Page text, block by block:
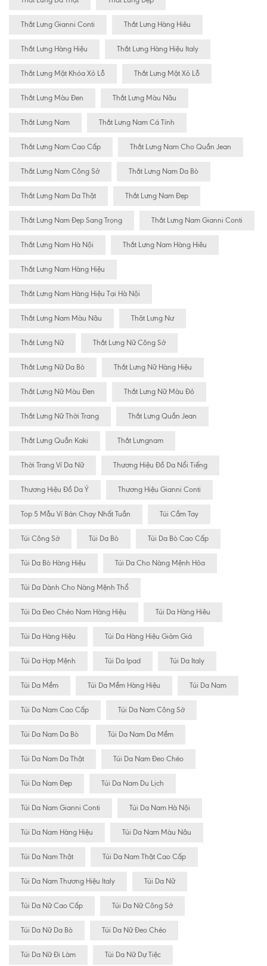
Thắt Lưng Gianni Conti Thắt Lưng Hàng Hiêu
Thắt Lưng Hàng Hiệu Thắt Lưng Hàng Hiệu Italy
Thắt Lưng Mặt Khóa Xỏ Lỗ Thắt Lưng Mặt Xỏ Lỗ
Thắt Lưng Màu Đen Thắt Lưng Màu Nâu
Thắt Lưng Nam Thắt Lưng Nam Cá Tính
Thắt Lưng Nam Cao Cấp Thắt Lưng Nam Cho Quần Jean
Thắt Lưng Nam Công Sở Thắt Lưng Nam Da Bò
Thắt Lưng Nam Da Thật Thắt Lưng Nam Đẹp
Thắt Lưng Nam Đẹp Sang Trọng Thắt Lưng Nam Gianni Conti
Thắt Lưng Nam Hà Nội Thắt Lưng Nam Hàng Hiêu
Thắt Lưng Nam Hàng Hiệu
Thắt Lưng Nam Hàng Hiệu Tại Hà Nội
Thắt Lưng Nam Màu Nâu Thăt Lưng Nư
Thắt Lưng Nữ Thắt Lưng Nữ Công Sở
Thắt Lưng Nữ Da Bò Thắt Lưng Nữ Hàng Hiệu
Thắt Lưng Nữ Màu Đen Thắt Lưng Nữ Màu Đỏ
Thắt Lưng Nữ Thời Trang Thắt Lưng Quần Jean
Thắt Lưng Quần Kaki Thắt Lưngnam
Thời Trang Ví Da Nữ Thương Hiệu Đồ Da Nổi Tiếng
Thương Hiệu Đồ Da Ý Thương Hiệu Gianni Conti
Top 5 Mẫu Ví Bán Chạy Nhất Tuần Túi Cầm Tay
Túi Công Sở Túi Da Bò Túi Da Bò Cao Cấp
Túi Da Bò Hàng Hiệu Túi Da Cho Nàng Mệnh Hỏa
Túi Da Dành Cho Nàng Mệnh Thổ
Túi Da Đeo Chéo Nam Hàng Hiệu Túi Da Hàng Hiêu
Túi Da Hàng Hiệu Túi Da Hàng Hiệu Giảm Giá
Túi Da Hợp Mệnh Túi Da Ipad Túi Da Italy
Túi Da Mềm Túi Da Mềm Hàng Hiệu Túi Da Nam
Túi Da Nam Cao Cấp Túi Da Nam Công Sở
Túi Da Nam Da Bò Túi Da Nam Da Mềm
Túi Da Nam Da Thật Túi Da Nam Đeo Chéo
Túi Da Nam Đẹp Túi Da Nam Du Lịch
Túi Da Nam Gianni Conti Túi Da Nam Hà Nội
Túi Da Nam Hàng Hiệu Túi Da Nam Màu Nâu
Túi Da Nam Thật Túi Da Nam Thật Cao Cấp
Túi Da Nam Thương Hiệu Italy Túi Da Nữ
Túi Da Nữ Cao Cấp Túi Da Nữ Công Sở
Túi Da Nữ Da Bò Túi Da Nữ Đeo Chéo
Túi Da Nữ Đi Làm Túi Da Nữ Dự Tiệc